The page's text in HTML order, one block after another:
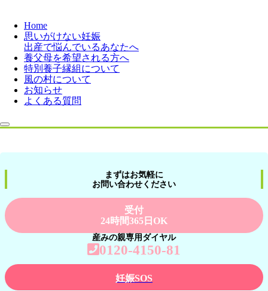
Home
思いがけない妊娠
出産で悩んでいるあなたへ
養父母を希望される方へ
特別養子縁組について
風の村について
お知らせ
よくある質問
まずはお気軽に
お問い合わせください
受付
24時間365日OK
産みの親専用ダイヤル
0120-4150-81
妊娠SOS